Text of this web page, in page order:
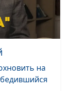
#66
#64
на